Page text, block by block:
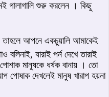
গালাগালি শুরু করলেন । কিছু
আপনে একচুয়ালি আমাকেই
যারাই পর্ন দেখে তারাই
মানুষকে ধর্ষক বানায় । তো
পোষাক দেখলেই মানুষ খারাপ হয়না